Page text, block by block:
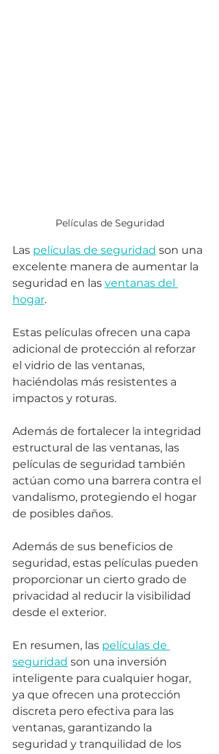
Películas de Seguridad
Las películas de seguridad son una
excelente manera de aumentar la
seguridad en las ventanas del
hogar.
Estas películas ofrecen una capa
adicional de protección al reforzar
el vidrio de las ventanas,
haciéndolas más resistentes a
impactos y roturas.
Además de fortalecer la integridad
estructural de las ventanas, las
películas de seguridad también
actúan como una barrera contra el
vandalismo, protegiendo el hogar
de posibles daños.
Además de sus beneficios de
seguridad, estas películas pueden
proporcionar un cierto grado de
privacidad al reducir la visibilidad
desde el exterior.
En resumen, las películas de
seguridad son una inversión
inteligente para cualquier hogar,
ya que ofrecen una protección
discreta pero efectiva para las
ventanas, garantizando la
seguridad y tranquilidad de los